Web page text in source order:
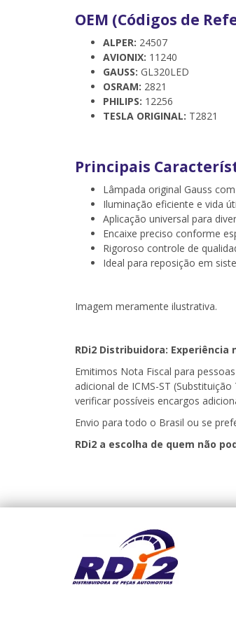
OEM (Códigos de
ALPER: 24507
AVIONIX: 11240
GAUSS: GL320LED
OSRAM: 2821
PHILIPS: 12256
TESLA ORIGINAL: T2821
Principais
Lâmpada original Gauss
Iluminação eficiente e vida
Aplicação universal para
Encaixe preciso conforme
Rigoroso controle de
Ideal para reposição em
Imagem meramente ilustrativa.
RDi2 Distribuidora:
Emitimos Nota Fiscal para
adicional de ICMS-ST
verificar possíveis encargos
Envio para todo o Brasil ou se
RDi2 a escolha de quem não